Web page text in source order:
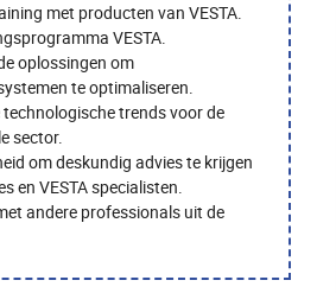
met producten van VESTA.
VESTA.
oplossingen om
te optimaliseren.
technologische trends voor de
sector.
om deskundig advies te krijgen
en VESTA specialisten.
andere professionals uit de